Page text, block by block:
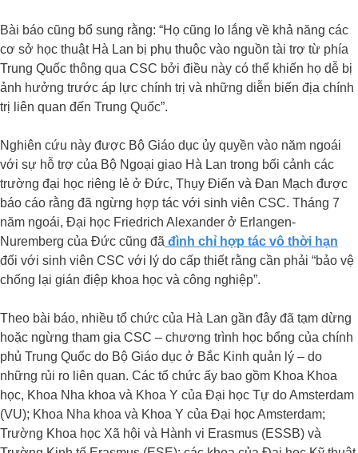
Bài báo cũng bổ sung rằng: “Họ cũng lo lắng về khả năng các
cơ sở học thuật Hà Lan bị phụ thuộc vào nguồn tài trợ từ phía
Trung Quốc thông qua CSC bởi điều này có thể khiến họ dễ bị
ảnh hưởng trước áp lực chính trị và những diễn biến địa chính
trị liên quan đến Trung Quốc”.
Nghiên cứu này được Bộ Giáo dục ủy quyền vào năm ngoái
với sự hỗ trợ của Bộ Ngoại giao Hà Lan trong bối cảnh các
trường đại học riêng lẻ ở Đức, Thụy Điển và Đan Mạch được
báo cáo rằng đã ngừng hợp tác với sinh viên CSC. Tháng 7
năm ngoái, Đại học Friedrich Alexander ở Erlangen-
Nuremberg của Đức cũng đã đình chỉ hợp tác vô thời hạn
đối với sinh viên CSC với lý do cấp thiết rằng cần phải “bảo vệ
chống lại gián điệp khoa học và công nghiệp”.
Theo bài báo, nhiều tổ chức của Hà Lan gần đây đã tạm dừng
hoặc ngừng tham gia CSC – chương trình học bổng của chính
phủ Trung Quốc do Bộ Giáo dục ở Bắc Kinh quản lý – do
những rủi ro liên quan. Các tổ chức ấy bao gồm Khoa Khoa
học, Khoa Nha khoa và Khoa Y của Đại học Tự do Amsterdam
(VU); Khoa Nha khoa và Khoa Y của Đại học Amsterdam;
Trường Khoa học Xã hội và Hành vi Erasmus (ESSB) và